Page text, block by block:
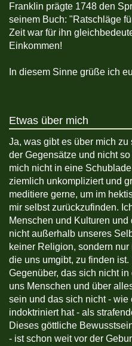
Franklin prägte 1748 den
seinem Buch: "Ratschläge
Zeit war für ihn
Einkommen!
In diesem Sinne grüße ich
Etwas über mich
Ja, was gibt es über mich
der Gegensätze und nicht
mich nicht in eine
ziemlich unkompliziert und
meditiere gerne, um im
mir selbst zurückzufinden.
Menschen und Kulturen
nicht außerhalb unseres
keiner Religion, sondern
die uns umgibt, zu finden
Gegenüber, das sich nicht
uns Menschen und über
sein und das sich nicht -
indoktriniert hat - als
Dieses göttliche
- ist schon weit vor der